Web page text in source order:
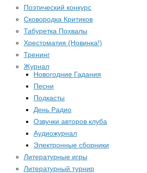
Поэтический конкурс
Сковородка Критиков
Табуретка Похвалы
Хрестоматия (Новинка!)
Тренинг
Журнал
Новогодние Гадания
Песни
Подкасты
День Радио
Озвучки авторов клуба
Аудиожурнал
Электронные сборники
Литературные игры
Литературный турнир